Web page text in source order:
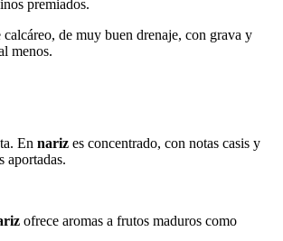
premiados.
de muy buen drenaje, con grava y
menos.
En nariz es concentrado, con notas casis y
aportadas.
ofrece aromas a frutos maduros como